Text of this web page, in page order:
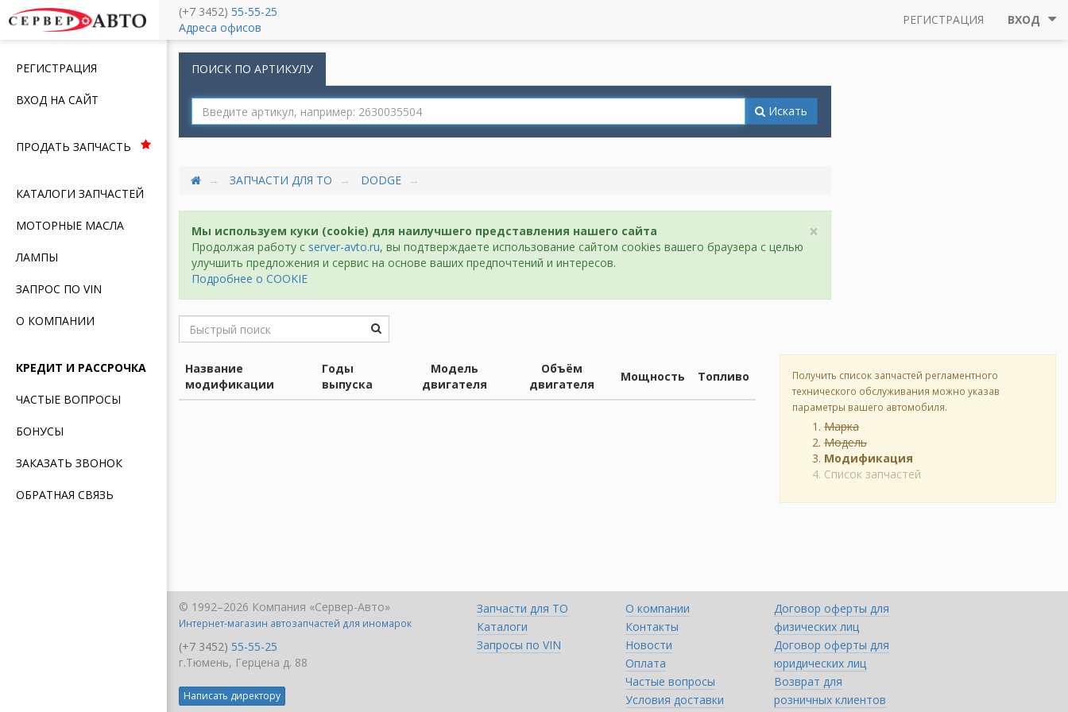
Меню
РЕГИСТРАЦИЯ
ВХОД НА САЙТ
ПРОДАТЬ ЗАПЧАСТЬ
КАТАЛОГИ ЗАПЧАСТЕЙ
МОТОРНЫЕ МАСЛА
ЛАМПЫ
ЗАПРОС ПО VIN
О КОМПАНИИ
КРЕДИТ И РАССРОЧКА
ЧАСТЫЕ ВОПРОСЫ
БОНУСЫ
ЗАКАЗАТЬ ЗВОНОК
ОБРАТНАЯ СВЯЗЬ
(+7 3452) 55-55-25
Адреса офисов
РЕГИСТРАЦИЯ ВХОД
ПОИСК ПО АРТИКУЛУ
Искать
ЗАПЧАСТИ ДЛЯ ТО DODGE
×
Мы используем куки (cookie) для наилучшего представления нашего сайта
Продолжая работу с server-avto.ru, вы подтверждаете использование сайтом cookies вашего браузера с целью
улучшить предложения и сервис на основе ваших предпочтений и интересов.
Подробнее о COOKIE
Получить список запчастей регламентного
технического обслуживания можно указав
параметры вашего автомобиля.
Марка
Модель
Модификация
Список запчастей
Название
модификации
Годы
выпуска
Модель
двигателя
Объём
двигателя
Мощность Топливо
Запчасти для ТО
Каталоги
Запросы по VIN
О компании
Контакты
Новости
Оплата
Частые вопросы
Условия доставки
Договор оферты для
физических лиц
Договор оферты для
юридических лиц
Возврат для
розничных клиентов
© 1992–2026 Компания «Сервер-Авто»
Интернет-магазин автозапчастей для иномарок
(+7 3452) 55-55-25
г.Тюмень, Герцена д. 88
Написать директору